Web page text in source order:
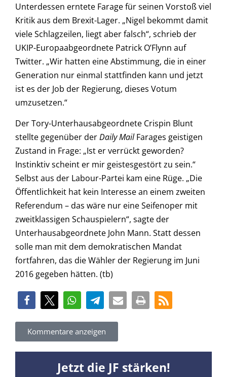
Unterdessen erntete Farage für seinen Vorstoß viel
Kritik aus dem Brexit-Lager. „Nigel bekommt damit
viele Schlagzeilen, liegt aber falsch“, schrieb der
UKIP-Europaabgeordnete Patrick O’Flynn auf
Twitter. „Wir hatten eine Abstimmung, die in einer
Generation nur einmal stattfinden kann und jetzt
ist es der Job der Regierung, dieses Votum
umzusetzen.“
Der Tory-Unterhausabgeordnete Crispin Blunt
stellte gegenüber derDaily MailFarages geistigen
Zustand in Frage: „Ist er verrückt geworden?
Instinktiv scheint er mir geistesgestört zu sein.“
Selbst aus der Labour-Partei kam eine Rüge. „Die
Öffentlichkeit hat kein Interesse an einem zweiten
Referendum – das wäre nur eine Seifenoper mit
zweitklassigen Schauspielern“, sagte der
Unterhausabgeordnete John Mann. Statt dessen
solle man mit dem demokratischen Mandat
fortfahren, das die Wähler der Regierung im Juni
2016 gegeben hätten. (tb)
Kommentare anzeigen
Jetzt die JF stärken!